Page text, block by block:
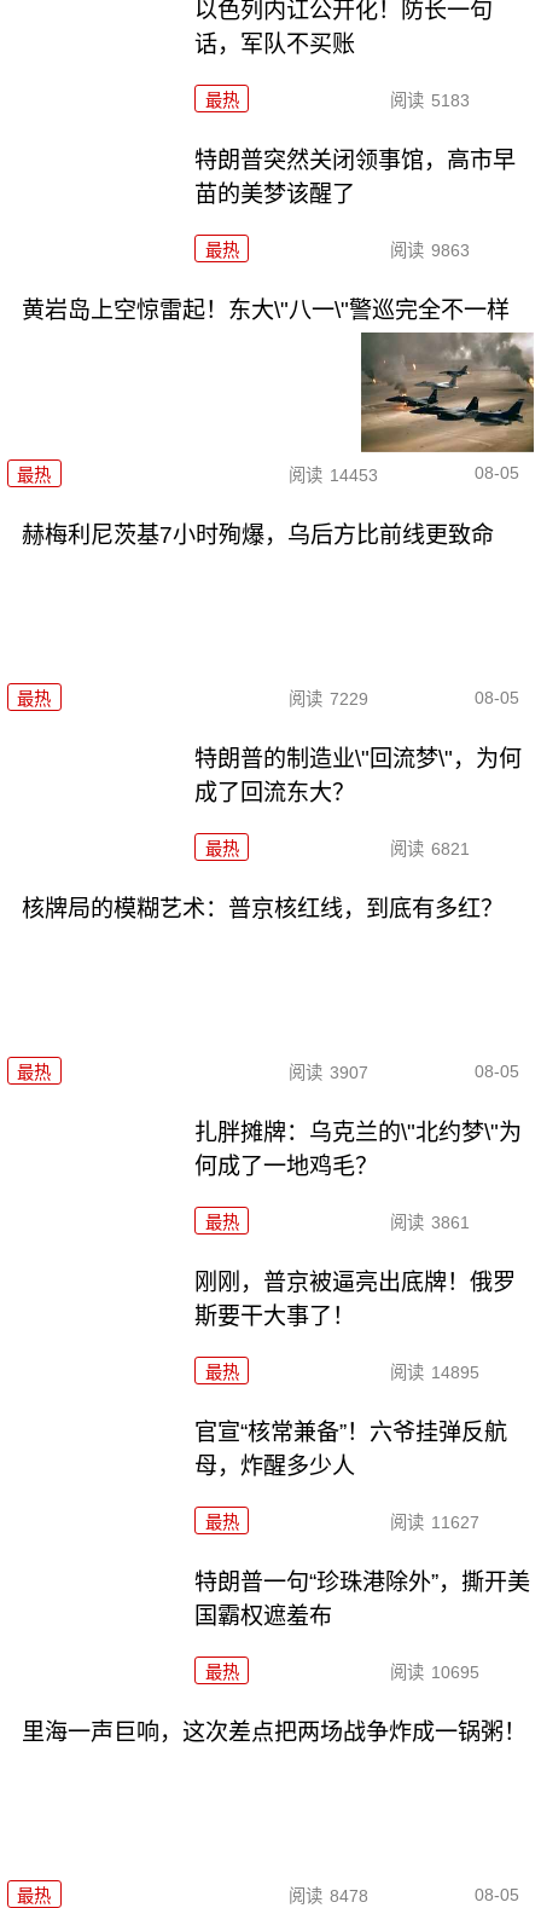
以色列内讧公开化！防长一句
话，军队不买账
最热 阅读 5183
特朗普突然关闭领事馆，高市早
苗的美梦该醒了
最热 阅读 9863
黄岩岛上空惊雷起！东大\"八一\"警巡完全不一样
最热 阅读 14453 08-05
赫梅利尼茨基7小时殉爆，乌后方比前线更致命
最热 阅读 7229 08-05
特朗普的制造业\"回流梦\"，为何
成了回流东大？
最热 阅读 6821
核牌局的模糊艺术：普京核红线，到底有多红？
最热 阅读 3907 08-05
扎胖摊牌：乌克兰的\"北约梦\"为
何成了一地鸡毛？
最热 阅读 3861
刚刚，普京被逼亮出底牌！俄罗
斯要干大事了！
最热 阅读 14895
官宣“核常兼备”！六爷挂弹反航
母，炸醒多少人
最热 阅读 11627
特朗普一句“珍珠港除外”，撕开美
国霸权遮羞布
最热 阅读 10695
里海一声巨响，这次差点把两场战争炸成一锅粥！
最热 阅读 8478 08-05